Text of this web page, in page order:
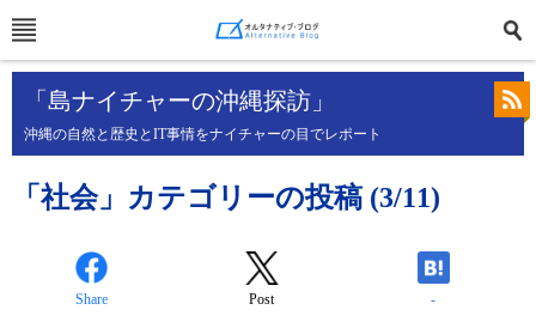
「島ナイチャーの沖縄探訪」
沖縄の自然と歴史とIT事情をナイチャーの目でレポート
「社会」カテゴリーの投稿 (3/11)
Share Post -